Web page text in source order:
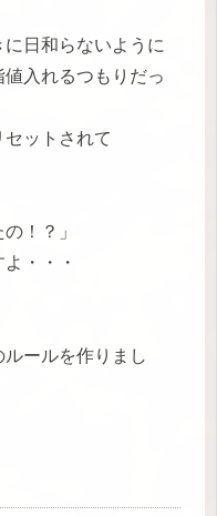
日和らないように
入れるつもりだっ
ットされて
！？」
・・・
ールを作りまし